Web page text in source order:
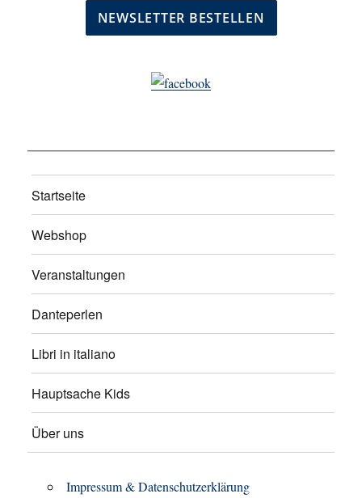
Startseite
Webshop
Veranstaltungen
Danteperlen
Libri in italiano
Hauptsache Kids
Über uns
Impressum & Datenschutzerklärung